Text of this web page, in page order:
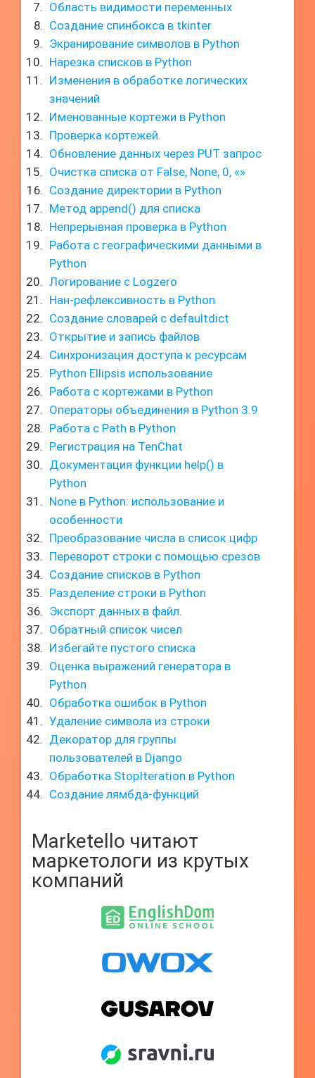
Область видимости переменных
Создание спинбокса в tkinter
Экранирование символов в Python
Нарезка списков в Python
Изменения в обработке логических
значений
Именованные кортежи в Python
Проверка кортежей.
Обновление данных через PUT запрос
Очистка списка от False, None, 0, «»
Создание директории в Python
Метод append() для списка
Непрерывная проверка в Python
Работа с географическими данными в
Python
Логирование с Logzero
Нан-рефлексивность в Python
Создание словарей с defaultdict
Открытие и запись файлов
Синхронизация доступа к ресурсам
Python Ellipsis использование
Работа с кортежами в Python
Операторы объединения в Python 3.9
Работа с Path в Python
Регистрация на TenChat
Документация функции help() в
Python
None в Python: использование и
особенности
Преобразование числа в список цифр
Переворот строки с помощью срезов
Создание списков в Python
Разделение строки в Python
Экспорт данных в файл.
Обратный список чисел
Избегайте пустого списка
Оценка выражений генератора в
Python
Обработка ошибок в Python
Удаление символа из строки
Декоратор для группы
пользователей в Django
Обработка StopIteration в Python
Создание лямбда-функций
Marketello читают
маркетологи из крутых
компаний